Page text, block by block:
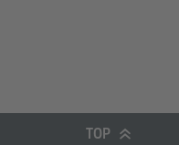
TOP